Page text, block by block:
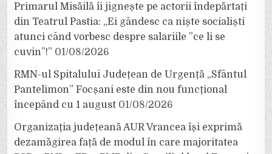
Primarul Misăilă îi jignește pe actorii îndepărtați
din Teatrul Pastia: „Ei gândesc ca niște socialiști
atunci când vorbesc despre salariile ”ce li se
cuvin”!” 01/08/2026
RMN-ul Spitalului Județean de Urgență „Sfântul
Pantelimon” Focșani este din nou funcțional
începând cu 1 august 01/08/2026
Organizația județeană AUR Vrancea își exprimă
dezamăgirea față de modul în care majoritatea